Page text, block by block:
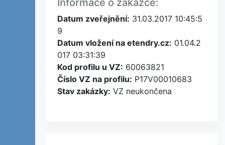
Informace o zakázce:
Datum zveřejnění: 31.03.2017 10:45:5
9
Datum vložení na etendry.cz: 01.04.2
017 03:31:39
Kod profilu u VZ: 60063821
Číslo VZ na profilu: P17V00010683
Stav zakázky: VZ neukončena